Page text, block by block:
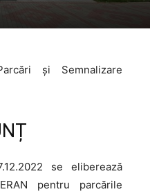
și Semnalizare
se eliberează
pentru parcările